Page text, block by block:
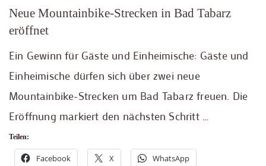
Neue Mountainbike-Strecken in Bad Tabarz
eröffnet
Ein Gewinn für Gäste und Einheimische: Gäste und
Einheimische dürfen sich über zwei neue
Mountainbike-Strecken um Bad Tabarz freuen. Die
Eröffnung markiert den nächsten Schritt …
Teilen:
Facebook X WhatsApp